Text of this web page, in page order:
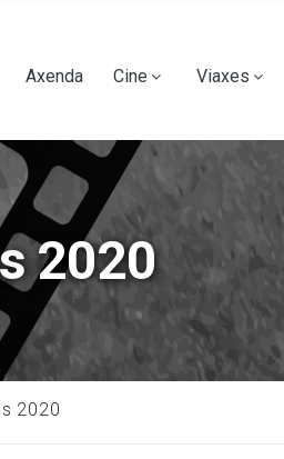
Axenda Cine Viaxes
2020
2020